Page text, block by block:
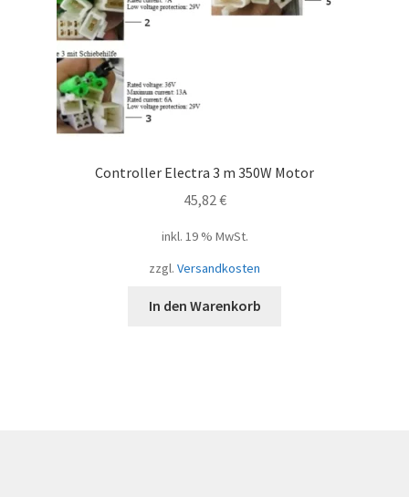
Controller Electra 3 m 350W Motor
45,82€
inkl. 19 % MwSt.
zzgl. Versandkosten
In den Warenkorb